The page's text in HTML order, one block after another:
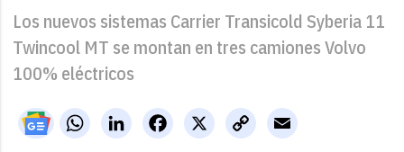
Los nuevos sistemas Carrier Transicold Syberia 11
Twincool MT se montan en tres camiones Volvo
100% eléctricos
WhatsAppLinkedIn X
Facebook
Copy
Link
Email